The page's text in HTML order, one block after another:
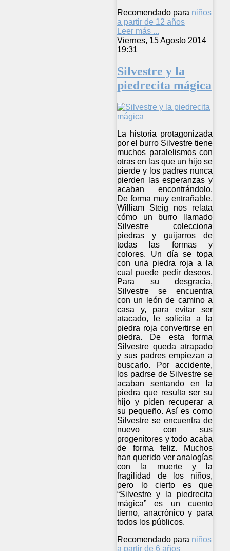
Recomendado para niños
a partir de 12 años
Leer más ...
Viernes, 15 Agosto 2014
19:31
Silvestre y la
piedrecita mágica
La historia protagonizada
por el burro Silvestre tiene
muchos paralelismos con
otras en las que un hijo se
pierde y los padres nunca
pierden las esperanzas y
acaban encontrándolo.
De forma muy entrañable,
William Steig nos relata
cómo un burro llamado
Silvestre colecciona
piedras y guijarros de
todas las formas y
colores. Un día se topa
con una piedra roja a la
cual puede pedir deseos.
Para su desgracia,
Silvestre se encuentra
con un león de camino a
casa y, para evitar ser
atacado, le solicita a la
piedra roja convertirse en
piedra. De esta forma
Silvestre queda atrapado
y sus padres empiezan a
buscarlo. Por accidente,
los padrse de Silvestre se
acaban sentando en la
piedra que resulta ser su
hijo y piden recuperar a
su pequeño. Así es como
Silvestre se encuentra de
nuevo con sus
progenitores y todo acaba
de forma feliz. Muchos
han querido ver analogías
con la muerte y la
fragilidad de los niños,
pero lo cierto es que
“Silvestre y la piedrecita
mágica” es un cuento
tierno, anacrónico y para
todos los públicos.
Recomendado para niños
a partir de 6 años